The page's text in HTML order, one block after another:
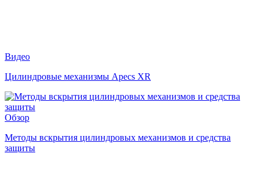
Видео
Цилиндровые механизмы Apecs XR
Обзор
Методы вскрытия цилиндровых механизмов и средства
защиты